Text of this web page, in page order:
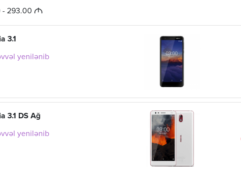
- 293.00 M
3.1
yenilənib
3.1 DS Ağ
yenilənib